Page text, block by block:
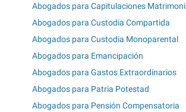
Abogados para Capitulaciones
Abogados para Custodia Compartida
Abogados para Custodia Monoparental
Abogados para Emancipación
Abogados para Gastos Extraordinarios
Abogados para Patria Potestad
Abogados para Pensión Compensatoria